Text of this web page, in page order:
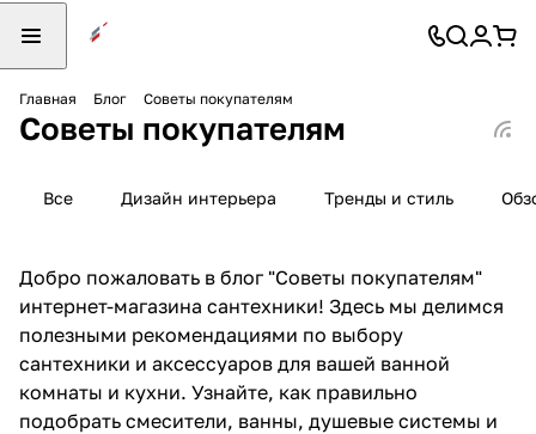
Главная Блог Советы покупателям
Советы покупателям
Все Дизайн интерьера Тренды и стиль
Добро пожаловать в блог "Советы покупателям"
интернет-магазина сантехники! Здесь мы делимся
полезными рекомендациями по выбору
сантехники и аксессуаров для вашей ванной
комнаты и кухни. Узнайте, как правильно
подобрать смесители, ванны, душевые системы и